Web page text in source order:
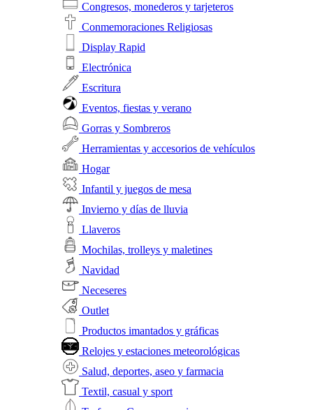
Congresos, monederos y tarjeteros
Conmemoraciones Religiosas
Display Rapid
Electrónica
Escritura
Eventos, fiestas y verano
Gorras y Sombreros
Herramientas y accesorios de vehículos
Hogar
Infantil y juegos de mesa
Invierno y días de lluvia
Llaveros
Mochilas, trolleys y maletines
Navidad
Neceseres
Outlet
Productos imantados y gráficas
Relojes y estaciones meteorológicas
Salud, deportes, aseo y farmacia
Textil, casual y sport